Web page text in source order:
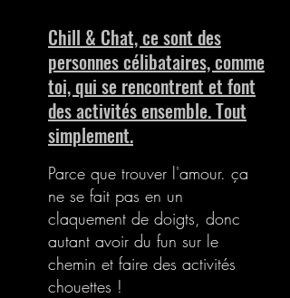
Chill & Chat, ce sont des
personnes célibataires, comme
toi, qui se rencontrent et font
des activités ensemble. Tout
simplement.
Parce que trouver l'amour. ça
ne se fait pas en un
claquement de doigts, donc
autant avoir du fun sur le
chemin et faire des activités
chouettes !